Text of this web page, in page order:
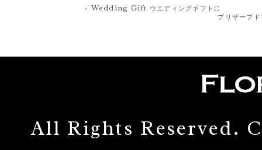
« Wedding Gift ウエディングギフトに
プリザーブ
All Rights Reserved.